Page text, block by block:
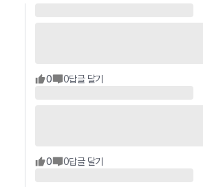
0 0답글 달기
0 0답글 달기